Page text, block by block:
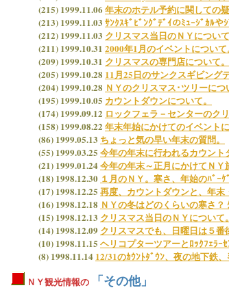
(215) 1999.11.06 年末のホテル予約に関しての
(213) 1999.11.03 ｻﾝｸｽｷﾞﾋﾞﾝｸﾞﾃﾞｲのﾐｭｰｼﾞｶﾙや
(212) 1999.11.03 クリスマス当日のＮＹについて
(211) 1999.10.31 2000年1月のイベントについて
(209) 1999.10.31 クリスマスの専門店について。
(205) 1999.10.28 11月25日のサンクスギビング
(204) 1999.10.28 ＮＹのクリスマス･ツリーにつ
(195) 1999.10.05 カウントダウンについて。
(174) 1999.09.12 ロックフェラ－センターのク
(158) 1999.08.22 年末年始にかけてのイベントに
(86) 1999.05.13 ちょっと気の早い年末の質問。
(55) 1999.03.25 今年の年末に行われるカウント
(21) 1999.01.24今年の年末～正月にかけてＮＹ
(18) 1998.12.30 １月のＮＹ。寒さ、年始のﾊﾞｰｹ
(17) 1998.12.25 再度、カウントダウンと、年末
(16) 1998.12.18 ＮＹの冬はどのくらいの寒さ？
(15) 1998.12.13 クリスマス当日のＮＹについて。
(14) 1998.12.09 クリスマスでも、日曜日は５番
(10) 1998.11.15 ヘリコプターツアーとﾛｯｸﾌｪﾗｰｾ
(8) 1998.11.14 12/31のｶｳﾝﾄﾀﾞｳﾝ、夜の地下鉄、
ＮＹ観光情報の
「その他」